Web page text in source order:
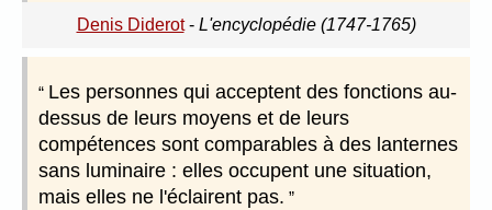
Denis Diderot- L'encyclopédie (1747-1765)
Les personnes qui acceptent des fonctions au-
dessus de leurs moyens et de leurs
compétences sont comparables à des lanternes
sans luminaire : elles occupent une situation,
mais elles ne l'éclairent pas.